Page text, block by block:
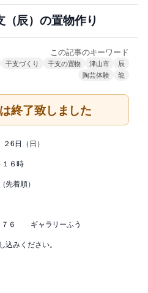
辰）の置物作り
この記事のキーワード
干支づくり 干支の置物 津山市
辰
陶芸体験
龍
終了致しました
6日（日）
６時
先着順）
７６ ギャラリーふう
みください。